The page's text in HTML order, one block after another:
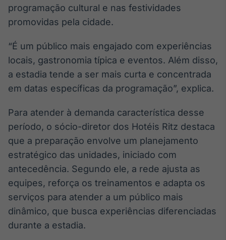
Em breve
programação cultural e nas festividades
promovidas pela cidade.
“É um público mais engajado com experiências
locais, gastronomia típica e eventos. Além disso,
a estadia tende a ser mais curta e concentrada
em datas específicas da programação”, explica.
Para atender à demanda característica desse
período, o sócio-diretor dos Hotéis Ritz destaca
que a preparação envolve um planejamento
estratégico das unidades, iniciado com
antecedência. Segundo ele, a rede ajusta as
equipes, reforça os treinamentos e adapta os
serviços para atender a um público mais
dinâmico, que busca experiências diferenciadas
durante a estadia.